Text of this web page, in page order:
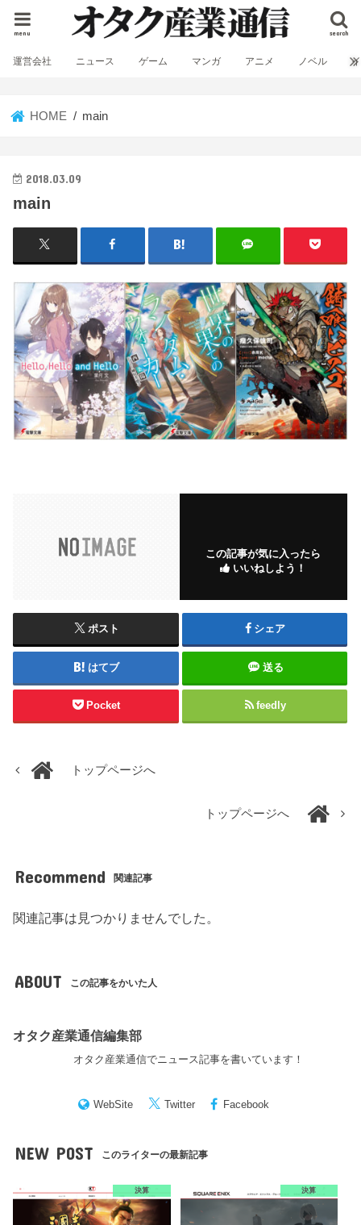
search
menu
運営会社 ニュース ゲーム マンガ アニメ ノベル
HOME main
2018.03.09
main
この記事が気に入ったら
いいねしよう！
ポスト シェア
はてブ 送る
Pocket feedly
トップページへ
トップページへ
Recommend 関連記事
関連記事は見つかりませんでした。
ABOUT この記事をかいた人
オタク産業通信編集部
オタク産業通信でニュース記事を書いています！
WebSite Twitter Facebook
NEW POST このライターの最新記事
決算 決算